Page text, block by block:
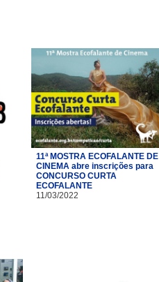
11ª MOSTRA ECOFALANTE DE
CINEMA abre inscrições para
CONCURSO CURTA
ECOFALANTE
11/03/2022